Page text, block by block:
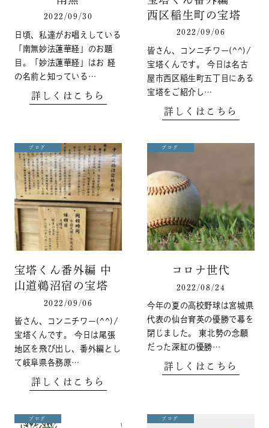
2022/09/30
日頃、私達がお唱えしている
「南無妙法蓮華経」のお題
目。「妙法蓮華経」はお 経
の名前と知っている…
詳しくはこちら
西区稲生町の宝塔
2022/09/06
皆さん、コンニチワー(^^)/
宝塔くんです。 今日は名古
屋市西区稲生町五丁目にある
宝塔をご紹介し…
詳しくはこちら
ブログ
宝塔くん番外編 中
山道鵜沼宿の宝塔
2022/09/06
皆さん、コンニチワー(^^)/
宝塔くんです。 今日は尾張
地区を飛び出し、番外編とし
て岐阜県各務原…
詳しくはこちら
ブログ
コロナ世代
2022/08/24
今年の夏の高校野球は宮城県
代表の仙台育英の優勝で幕を
閉じました。 東北勢の念願
だった深紅の優勝…
詳しくはこちら
ブログ ブログ